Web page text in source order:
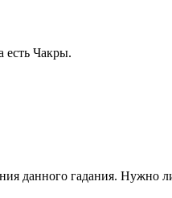
есть Чакры.
данного гадания. Нужно